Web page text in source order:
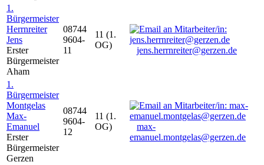
1.
Bürgermeister
Herrnreiter
Jens
Erster
Bürgermeister
Aham
08744
9604-
11
11 (1.
OG)
jens.herrnreiter@gerzen.de
1.
Bürgermeister
Montgelas
Max-
Emanuel
Erster
Bürgermeister
Gerzen
08744
9604-
12
11 (1.
OG)
max-
emanuel.montgelas@gerzen.de